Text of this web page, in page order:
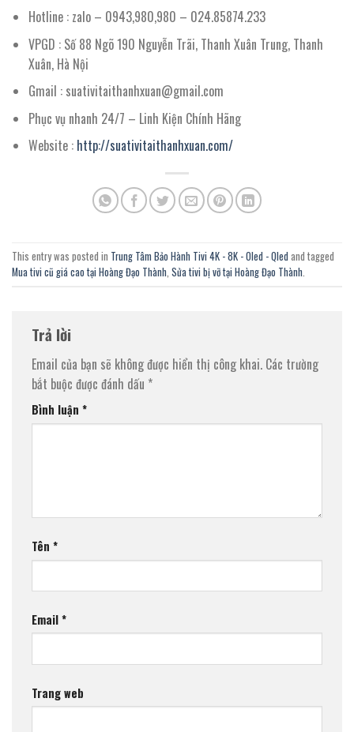
Hotline : zalo – 0943,980,980 – 024.85874.233
VPGD : Số 88 Ngõ 190 Nguyễn Trãi, Thanh Xuân Trung, Thanh
Xuân, Hà Nội
Gmail : suativitaithanhxuan@gmail.com
Phục vụ nhanh 24/7 – Linh Kiện Chính Hãng
Website : http://suativitaithanhxuan.com/
This entry was posted in Trung Tâm Bảo Hành Tivi 4K - 8K - Oled - Qled and tagged
Mua tivi cũ giá cao tại Hoàng Đạo Thành, Sửa tivi bị vỡ tại Hoàng Đạo Thành.
Trả lời
Email của bạn sẽ không được hiển thị công khai. Các trường
bắt buộc được đánh dấu *
Bình luận *
Tên *
Email*
Trang web